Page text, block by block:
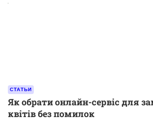
СТАТЬИ
Як обрати онлайн-сервіс для
квітів без помилок